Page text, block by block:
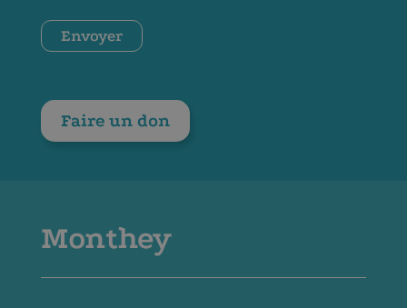
CAPTCHA
Envoyer
Faire un don
Monthey